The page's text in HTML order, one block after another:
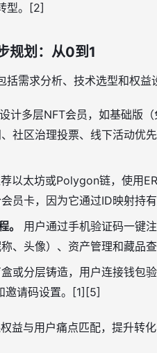
型。[2]
规划：从0到1
括需求分析、技术选型和权益
设计多层NFT会员，如基础版
社区治理投票、线下活动优
以太坊或Polygon链，使用
员卡，因为它通过ID映射持
。
用户通过手机验证码一键
、头像）、资产管理和藏品
或分层铸造，用户连接钱包
邀请码设置。[1][5]
益与用户痛点匹配，提升转化